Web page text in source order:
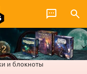
и блокноты